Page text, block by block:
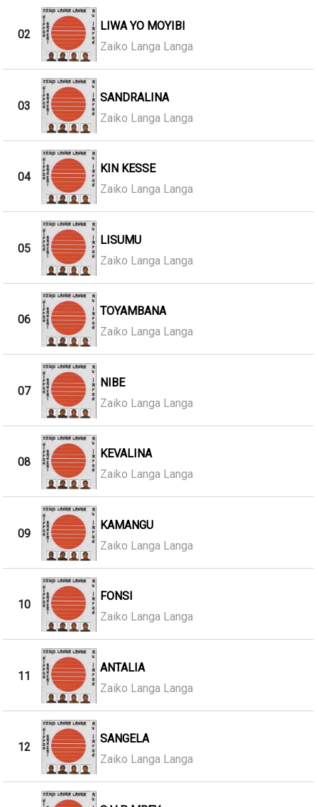
02
LIWA YO MOYIBI
Zaiko Langa Langa
03
SANDRALINA
Zaiko Langa Langa
04
KIN KESSE
Zaiko Langa Langa
05
LISUMU
Zaiko Langa Langa
06
TOYAMBANA
Zaiko Langa Langa
07
NIBE
Zaiko Langa Langa
08
KEVALINA
Zaiko Langa Langa
09
KAMANGU
Zaiko Langa Langa
10
FONSI
Zaiko Langa Langa
11
ANTALIA
Zaiko Langa Langa
12
SANGELA
Zaiko Langa Langa